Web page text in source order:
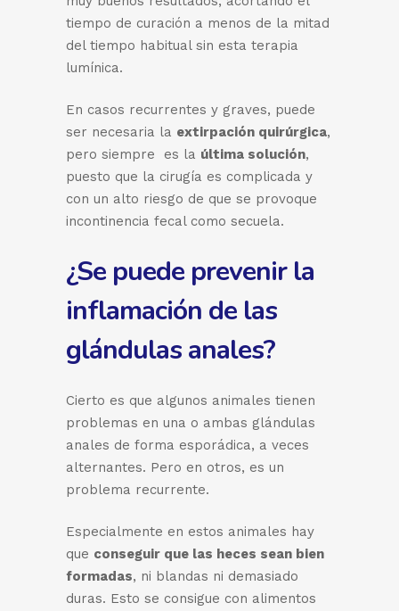
tiempo de curación a menos de la mitad
del tiempo habitual sin esta terapia
lumínica.
En casos recurrentes y graves, puede
ser necesaria la extirpación quirúrgica,
pero siempre es la última solución,
puesto que la cirugía es complicada y
con un alto riesgo de que se provoque
incontinencia fecal como secuela.
¿Se puede prevenir la
inflamación de las
glándulas anales?
Cierto es que algunos animales tienen
problemas en una o ambas glándulas
anales de forma esporádica, a veces
alternantes. Pero en otros, es un
problema recurrente.
Especialmente en estos animales hay
que conseguir que las heces sean bien
formadas, ni blandas ni demasiado
duras. Esto se consigue con alimentos